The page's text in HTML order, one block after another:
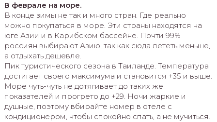
В феврале на море.
В конце зимы не так и много стран. Где реально
можно покупаться в море. Эти страны находятся на
юге Азии и в Карибском бассейне. Почти 99%
россиян выбирают Азию, так как сюда лететь меньше,
а отдыхать дешевле.
Пик туристического сезона в Таиланде. Температура
достигает своего максимума и становится +35 и выше.
Море чуть-чуть не дотягивает до таких же
показателей и прогрето до +29. Ночи жаркие и
душные, поэтому вбирайте номер в отеле с
кондиционером, чтобы спокойно спать, а не мучиться.